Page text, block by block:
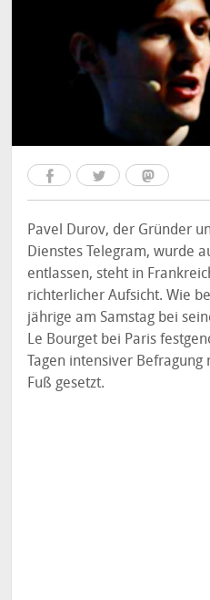
Pavel Durov, der Gründer
Dienstes Telegram, wurde
entlassen, steht in
richterlicher Aufsicht. Wie
jährige am Samstag bei
Le Bourget bei Paris
Tagen intensiver
Fuß gesetzt.